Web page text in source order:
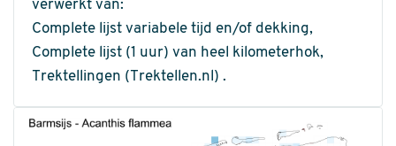
verwerkt van:
Complete lijst variabele tijd en/of dekking,
Complete lijst (1 uur) van heel kilometerhok,
Trektellingen (Trektellen.nl) .